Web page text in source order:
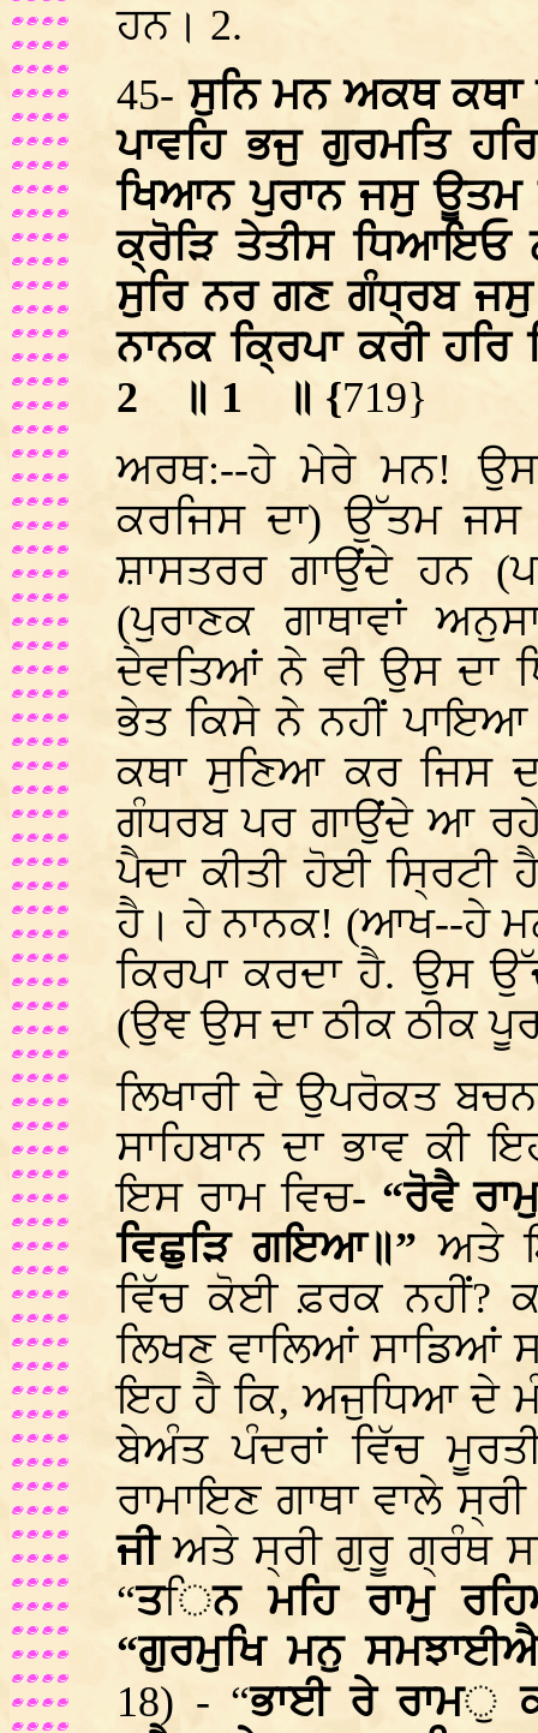
ਹਨ। 2.
45-ਸੁਨਿ ਮਨ ਅਕਥ ਕਥਾ
ਪਾਵਹਿ ਭਜੁ ਗੁਰਮਤਿ
ਖਿਆਨ ਪੁਰਾਨ ਜਸੁ ਊਤਮ
ਕ੍ਰੋੜਿ ਤੇਤੀਸ ਧਿਆਇਓ
ਸੁਰਿ ਨਰ ਗਣ ਗੰਧ੍ਰਬ ਜਸੁ
ਨਾਨਕ ਕ੍ਰਿਪਾ ਕਰੀ
2
॥ 1 ॥ {719}
ਅਰਥ:--ਹੇ ਮੇਰੇ ਮਨ! ਉਸ
ਕਰਜਿਸ ਦਾ) ਉੱਤਮ ਜਸ
ਸ਼ਾਸਤਰਰ ਗਾਉਂਦੇ ਹਨ
(ਪੁਰਾਣਕ ਗਾਥਾਵਾਂ
ਦੇਵਤਿਆਂ ਨੇ ਵੀ ਉਸ ਦਾ
ਭੇਤ ਕਿਸੇ ਨੇ ਨਹੀਂ
ਕਥਾ ਸੁਣਿਆ ਕਰ ਜਿਸ
ਗੰਧਰਬ ਪਰ ਗਾਉਂਦੇ ਆ ਰਹੇ
ਪੈਦਾ ਕੀਤੀ ਹੋਈ ਸ੍ਰਿਟੀ
ਹੈ। ਹੇ ਨਾਨਕ! (ਆਖ--ਹੇ
ਕਿਰਪਾ ਕਰਦਾ ਹੈ. ਉਸ
(ਉਞ ਉਸ ਦਾ ਠੀਕ ਠੀਕ
ਲਿਖਾਰੀ ਦੇ ਉਪਰੋਕਤ
ਸਾਹਿਬਾਨ ਦਾ ਭਾਵ ਕੀ
ਇਸ ਰਾਮ ਵਿਚ- “ਰੋਵੈ
ਵਿਛੁੜਿ ਗਇਆ॥”ਅਤੇ
ਵਿੱਚ ਕੋਈ ਫ਼ਰਕ ਨਹੀਂ?
ਲਿਖਣ ਵਾਲਿਆਂ ਸਾਡਿਆਂ
ਇਹ ਹੈ ਕਿ, ਅਜੁਧਿਆ ਦੇ
ਬੇਅੰਤ ਪੰਦਰਾਂ ਵਿੱਚ
ਰਾਮਾਇਣ ਗਾਥਾ ਵਾਲੇ
ਜੀਅਤੇ ਸ੍ਰੀ ਗੁਰੂ ਗ੍ਰੰਥ
“ਤਿਨ ਮਹਿ ਰਾਮੁ
“ਗੁਰਮੁਖਿ ਮਨੁ
18) - “ਭਾਈ ਰੇ ਰਾਮੁ